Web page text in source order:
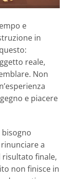
e
in
reale,
Non
e piacere
a
risultato finale,
non finisce in